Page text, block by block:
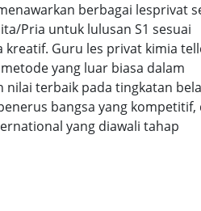
berbagai lesprivat
Pria untuk lulusan S1 sesuai
Guru les privat kimia
yang luar biasa dalam
terbaik pada tingkatan
bangsa yang kompetitif,
yang diawali tahap